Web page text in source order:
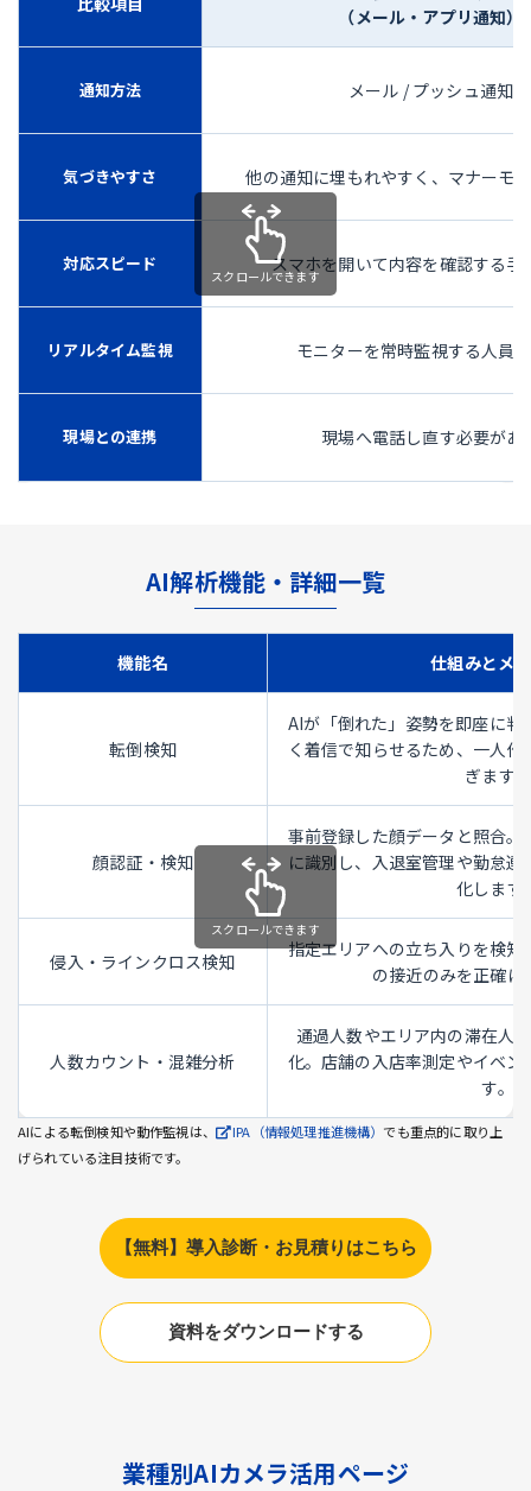
（メール・アプリ通知）
通知方法 メール / プッシュ通知
気づきやすさ 他の通知に埋もれやすく、マナーモ
対応スピード スマホを開いて内容を確認する手
リアルタイム監視 モニターを常時監視する人員
現場との連携 現場へ電話し直す必要があ
AI解析機能・詳細一覧
機能名 仕組みとメ
転倒検知
AIが「倒れた」姿勢を即座に判
く着信で知らせるため、一人
ぎます。
顔認証・検知
事前登録した顔データと照合
に識別し、入退室管理や勤怠
化します
侵入・ラインクロス検知
指定エリアへの立ち入りを検
の接近のみを正確に
人数カウント・混雑分析
通過人数やエリア内の滞在人
化。店舗の入店率測定やイベ
す。
AIによる転倒検知や動作監視は、 IPA（情報処理推進機構） でも重点的に取り上
げられている注目技術です。
【無料】導入診断・お見積りはこちら
資料をダウンロードする
業種別AIカメラ活用ページ